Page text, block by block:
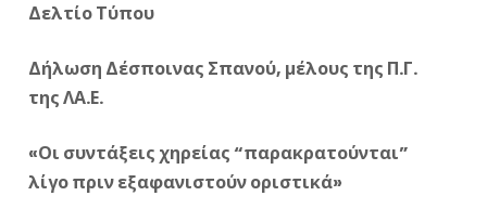
Δελτίο Τύπου
Δήλωση Δέσποινας Σπανού, μέλους της Π.Γ.
της ΛΑ.Ε.
«Οι συντάξεις χηρείας “παρακρατούνται”
λίγο πριν εξαφανιστούν οριστικά»